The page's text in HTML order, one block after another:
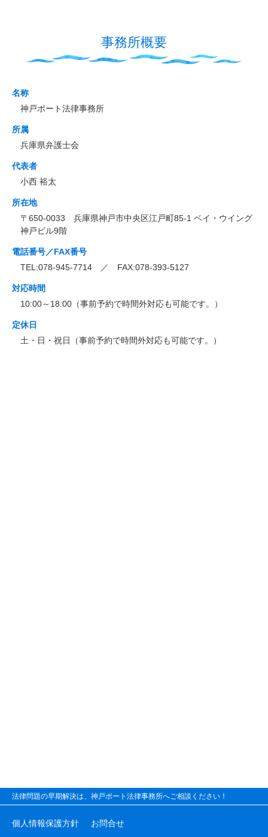
事務所概要
名称
神戸ポート法律事務所
所属
兵庫県弁護士会
代表者
小西 裕太
所在地
〒650-0033 兵庫県神戸市中央区江戸町85-1 ベイ・ウイング
神戸ビル9階
電話番号／FAX番号
TEL:078-945-7714 ／ FAX:078-393-5127
対応時間
10:00～18:00（事前予約で時間外対応も可能です。）
定休日
土・日・祝日（事前予約で時間外対応も可能です。）
法律問題の早期解決は、神戸ポート法律事務所へご相談ください！
個人情報保護方針 お問合せ